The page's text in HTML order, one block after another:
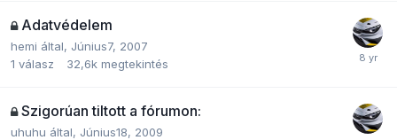
Adatvédelem
hemi által, Június7, 2007
1 válasz 32,6k megtekintés
Szigorúan tiltott a fórumon:
uhuhu által, Június18, 2009